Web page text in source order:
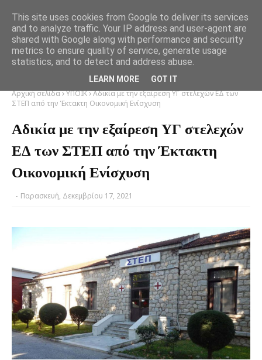
Αρχική σελίδα ΥΠΟΙΚ Αδικία με την εξαίρεση ΥΓ στελεχών ΕΔ των
ΣΤΕΠ από την Έκτακτη Οικονομική Ενίσχυση
Αδικία με την εξαίρεση ΥΓ στελεχών
ΕΔ των ΣΤΕΠ από την Έκτακτη
Οικονομική Ενίσχυση
- Παρασκευή, Δεκεμβρίου 17, 2021
This site uses cookies from Google to deliver its services
and to analyze traffic. Your IP address and user-agent are
shared with Google along with performance and security
metrics to ensure quality of service, generate usage
statistics, and to detect and address abuse.
LEARN MORE GOT IT